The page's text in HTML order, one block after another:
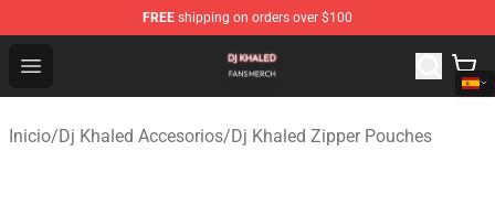
FREE shipping on orders over $100
Open menu
Dj Khaled Shop - Official Dj Khaled Merchandise Store
Inicio/Dj Khaled Accesorios/Dj Khaled Zipper Pouches